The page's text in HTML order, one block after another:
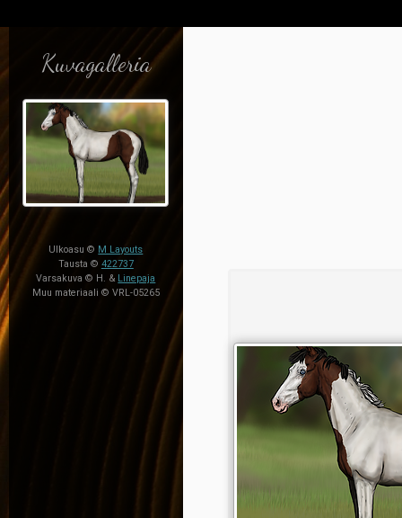
Kuvagalleria
Ulkoasu © M Layouts
Tausta © 422737
Varsakuva © H. & Linepaja
Muu materiaali © VRL-05265